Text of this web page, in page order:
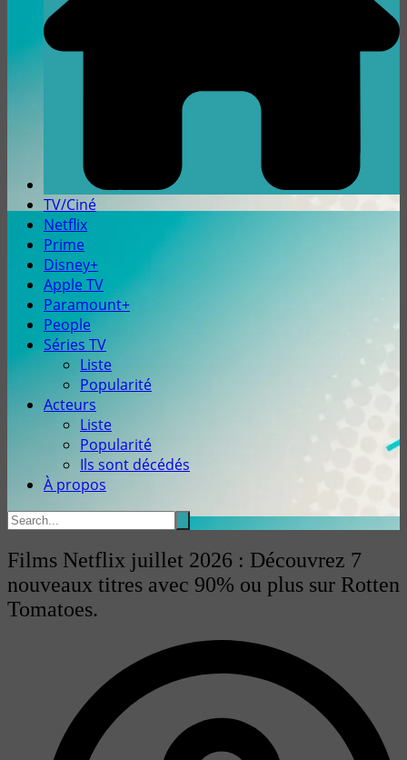
TV/Ciné
Netflix
Prime
Disney+
Apple TV
Paramount+
People
Séries TV
Liste
Popularité
Acteurs
Liste
Popularité
Ils sont décédés
À propos
Films Netflix juillet 2026 : Découvrez 7
nouveaux titres avec 90% ou plus sur Rotten
Tomatoes.